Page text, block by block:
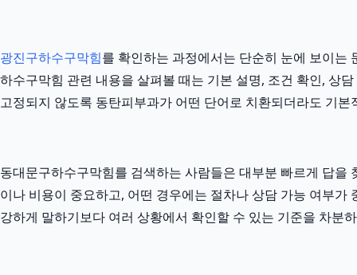
광진구하수구막힘를 확인하는 과정에서는 단순히 눈에 보이는
하수구막힘 관련 내용을 살펴볼 때는 기본 설명, 조건 확인, 상
고정되지 않도록 동탄피부과가 어떤 단어로 치환되더라도 기
동대문구하수구막힘를 검색하는 사람들은 대부분 빠르게 답
이나 비용이 중요하고, 어떤 경우에는 절차나 상담 가능 여부
강하게 말하기보다 여러 상황에서 확인할 수 있는 기준을 차분